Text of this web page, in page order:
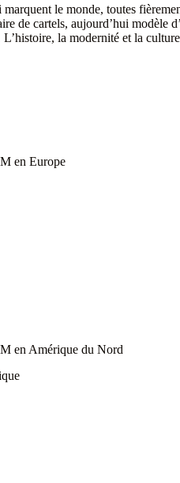
le monde, toutes
de cartels, aujourd’hui modèle
la modernité et la
en Europe
en Amérique du Nord